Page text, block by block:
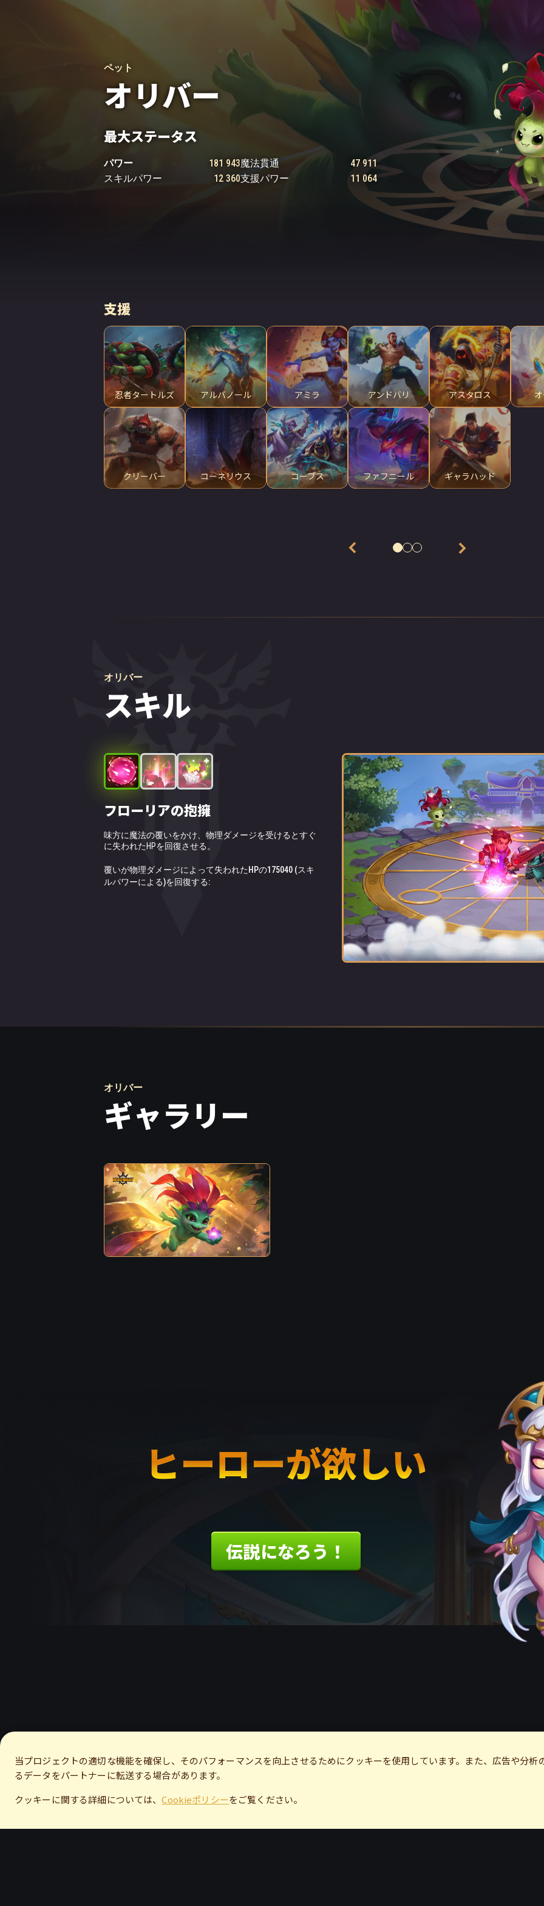
ペット
オリバー
最大ステータス
パワー 181 943魔法貫通
47 911
スキルパワー
12 360支援パワー 11 064
支援
忍者タートルズ アルバノール アミラ アンドバリ アスタロス
クリーバー コーネリウス コーブス ファフニール ギャラハッド
オリバー
スキル
フローリアの抱擁
味方に魔法の覆いをかけ、物理ダメージを受けるとすぐ
に失われたHPを回復させる。
覆いが物理ダメージによって失われたHPの175040 (スキ
ルパワーによる)を回復する:
ピクシーの粉
HPが最も低いヒーローを回復する。
22348 (スキルパワーによる)
永遠の花
マスターのHPが50%以下になると自身を回復する。
0.5秒毎に11064 (支援パワーによる)
永遠
オリバー
ギャラリー
ヒーローが欲しい
伝説になろう！
当プロジェクトの適切な機能を確保し、そのパフォーマンスを向上させるためにクッキーを使用しています。また、広告や分
るデータをパートナーに転送する場合があります。
クッキーに関する詳細については、Cookieポリシーをご覧ください。